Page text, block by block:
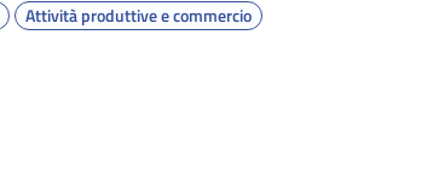
Attività produttive e commercio